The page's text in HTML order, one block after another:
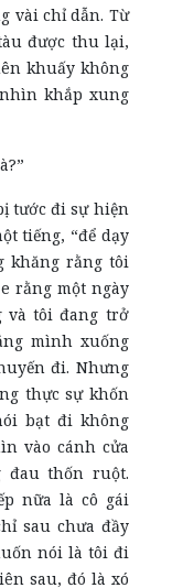
vài chỉ dẫn. Từ
được thu lại,
khuấy không
khắp xung
tước đi sự hiện
tiếng, “để dạy
khăng rằng tôi
rằng một ngày
và tôi đang trở
mình xuống
đi. Nhưng
thực sự khốn
bạt đi không
vào cánh cửa
đau thốn ruột.
nữa là cô gái
sau chưa đầy
nói là tôi đi
sau, đó là xó